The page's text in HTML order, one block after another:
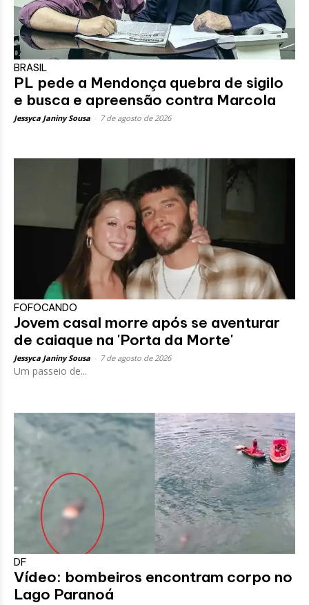
BRASIL
PL pede a Mendonça quebra de sigilo
e busca e apreensão contra Marcola
Jessyca Janiny Sousa 7 de agosto de 2026
FOFOCANDO
Jovem casal morre após se aventurar
de caiaque na 'Porta da Morte'
Jessyca Janiny Sousa 7 de agosto de 2026
Um passeio de...
DF
Vídeo: bombeiros encontram corpo no
Lago Paranoá